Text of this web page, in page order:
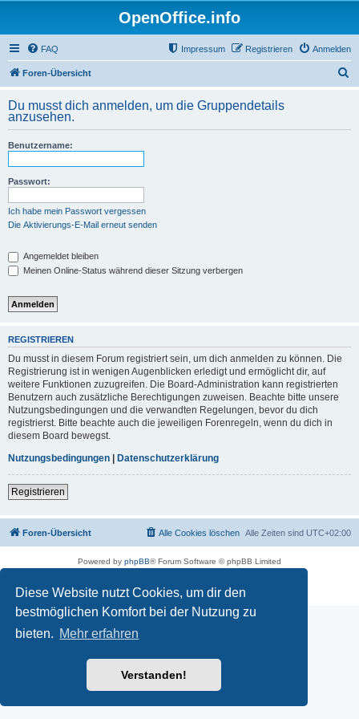
Diese Website nutzt Cookies, um dir den
bestmöglichen Komfort bei der Nutzung zu
bieten. Mehr erfahren
Verstanden!
OpenOffice.info
FAQ Anmelden
Registrieren
Impressum
Foren-Übersicht
h
Du musst dich anmelden, um die Gruppendetails
anzusehen.
Benutzername:
Passwort:
Ich habe mein Passwort vergessen
Die Aktivierungs-E-Mail erneut senden
Angemeldet bleiben
Meinen Online-Status während dieser Sitzung verbergen
REGISTRIEREN
Du musst in diesem Forum registriert sein, um dich anmelden zu können. Die
Registrierung ist in wenigen Augenblicken erledigt und ermöglicht dir, auf
weitere Funktionen zuzugreifen. Die Board-Administration kann registrierten
Benutzern auch zusätzliche Berechtigungen zuweisen. Beachte bitte unsere
Nutzungsbedingungen und die verwandten Regelungen, bevor du dich
registrierst. Bitte beachte auch die jeweiligen Forenregeln, wenn du dich in
diesem Board bewegst.
Nutzungsbedingungen | Datenschutzerklärung
Registrieren
Foren-Übersicht Alle Zeiten sind UTC+02:00
Alle Cookies löschen
Powered by phpBB® Forum Software © phpBB Limited
Datenschutz|Nutzungsbedingungen